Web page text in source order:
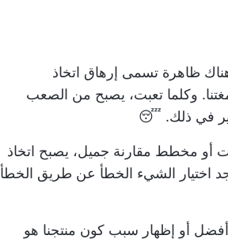
ظاهرة تسمى إرهاق اتخاذ
وكلما تعبت، يصبح من الصعب
في ذلك. 😴
أو مخطط مقارنة جميل، يصبح اتخاذ
اختيار الشيء الخطأ عن طريق الخطأ
أو إظهار سبب كون منتجنا هو